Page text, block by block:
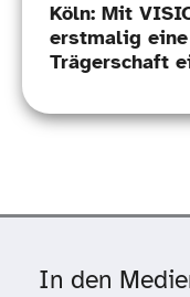
Köln: Mit
erstmalig
Trägerschaft
In den